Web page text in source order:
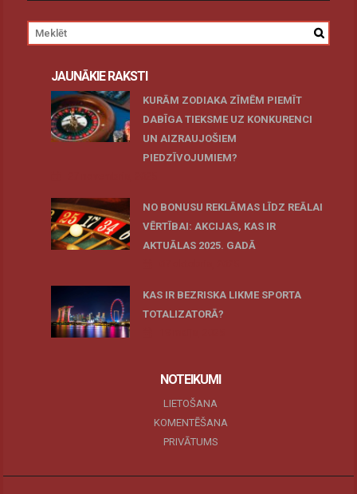
JAUNĀKIE RAKSTI
KURĀM ZODIAKA ZĪMĒM PIEMĪT
DABĪGA TIEKSME UZ KONKURENCI
UN AIZRAUJOŠIEM
PIEDZĪVOJUMIEM?
NO BONUSU REKLĀMAS LĪDZ REĀLAI
VĒRTĪBAI: AKCIJAS, KAS IR
AKTUĀLAS 2025. GADĀ
KAS IR BEZRISKA LIKME SPORTA
TOTALIZATORĀ?
NOTEIKUMI
LIETOŠANA
KOMENTĒŠANA
PRIVĀTUMS